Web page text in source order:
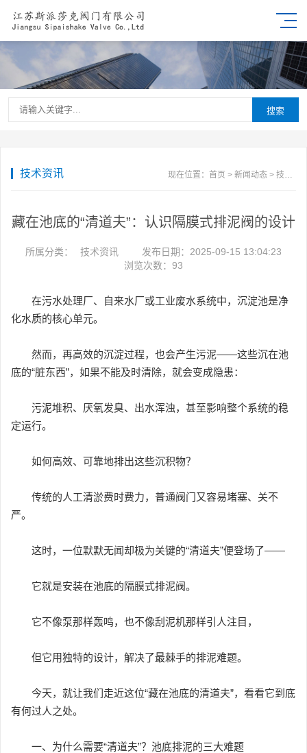
搜索
技术资讯 现在位置： 首页 > 新闻动态> 技术资讯
藏在池底的“清道夫”：认识隔膜式排泥阀的设计
所属分类： 技术资讯
发布日期：2025-09-15 13:04:23
浏览次数： 93
在污水处理厂、自来水厂或工业废水系统中，沉淀池是净
化水质的核心单元。
然而，再高效的沉淀过程，也会产生污泥——这些沉在池
底的“脏东西”，如果不能及时清除，就会变成隐患：
污泥堆积、厌氧发臭、出水浑浊，甚至影响整个系统的稳
定运行。
如何高效、可靠地排出这些沉积物？
传统的人工清淤费时费力，普通阀门又容易堵塞、关不
严。
这时，一位默默无闻却极为关键的“清道夫”便登场了——
它就是安装在池底的隔膜式排泥阀。
它不像泵那样轰鸣，也不像刮泥机那样引人注目，
但它用独特的设计，解决了最棘手的排泥难题。
今天，就让我们走近这位“藏在池底的清道夫”，看看它到底
有何过人之处。
一、为什么需要“清道夫”？池底排泥的三大难题